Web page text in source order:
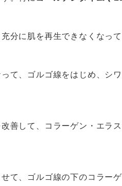
分に肌を再生できなくなっ
て、ゴルゴ線をはじめ、シ
善して、コラーゲン・エラ
て、ゴルゴ線の下のコラー